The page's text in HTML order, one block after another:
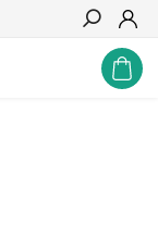
Hledat